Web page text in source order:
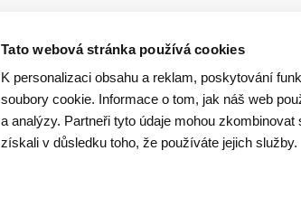
Tato webová stránka používá cookies
K personalizaci obsahu a reklam, poskytování
soubory cookie. Informace o tom, jak náš web
a analýzy. Partneři tyto údaje mohou
získali v důsledku toho, že používáte jejich služby.
je součástí rodiny